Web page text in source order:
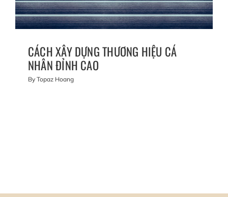
CÁCH XÂY DỰNG THƯƠNG HIỆU CÁ
NHÂN ĐỈNH CAO
By Topaz Hoang